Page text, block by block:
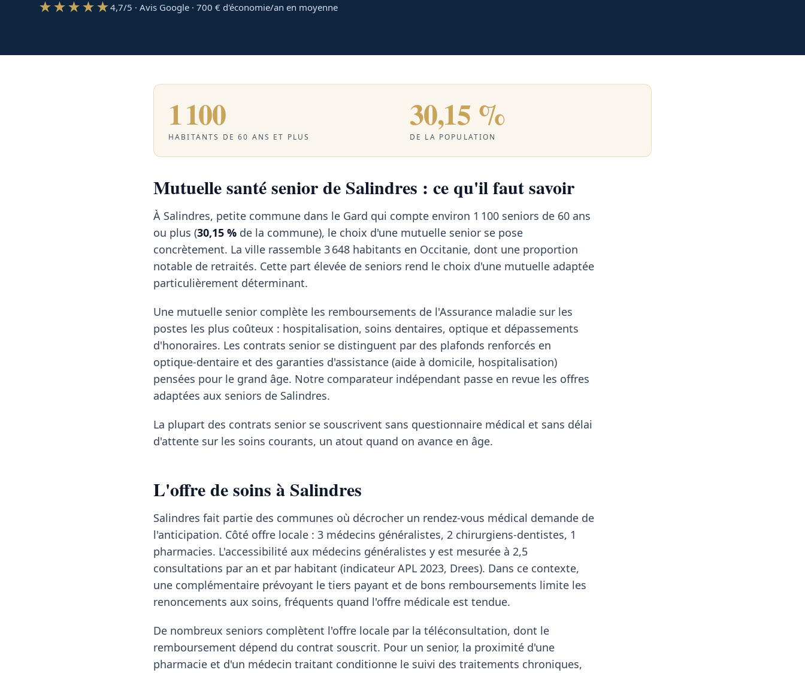
★★★★★4,7/5 · Avis Google · 700 € d'économie/an en moyenne
1 100
HABITANTS DE 60 ANS ET PLUS
30,15 %
DE LA POPULATION
Mutuelle santé senior de Salindres : ce qu'il faut savoir
À Salindres, petite commune dans le Gard qui compte environ 1 100 seniors de 60 ans
ou plus (30,15 % de la commune), le choix d'une mutuelle senior se pose
concrètement. La ville rassemble 3 648 habitants en Occitanie, dont une proportion
notable de retraités. Cette part élevée de seniors rend le choix d'une mutuelle adaptée
particulièrement déterminant.
Une mutuelle senior complète les remboursements de l'Assurance maladie sur les
postes les plus coûteux : hospitalisation, soins dentaires, optique et dépassements
d'honoraires. Les contrats senior se distinguent par des plafonds renforcés en
optique-dentaire et des garanties d'assistance (aide à domicile, hospitalisation)
pensées pour le grand âge. Notre comparateur indépendant passe en revue les offres
adaptées aux seniors de Salindres.
La plupart des contrats senior se souscrivent sans questionnaire médical et sans délai
d'attente sur les soins courants, un atout quand on avance en âge.
L'offre de soins à Salindres
Salindres fait partie des communes où décrocher un rendez-vous médical demande de
l'anticipation. Côté offre locale : 3 médecins généralistes, 2 chirurgiens-dentistes, 1
pharmacies. L'accessibilité aux médecins généralistes y est mesurée à 2,5
consultations par an et par habitant (indicateur APL 2023, Drees). Dans ce contexte,
une complémentaire prévoyant le tiers payant et de bons remboursements limite les
renoncements aux soins, fréquents quand l'offre médicale est tendue.
De nombreux seniors complètent l'offre locale par la téléconsultation, dont le
remboursement dépend du contrat souscrit. Pour un senior, la proximité d'une
pharmacie et d'un médecin traitant conditionne le suivi des traitements chroniques,